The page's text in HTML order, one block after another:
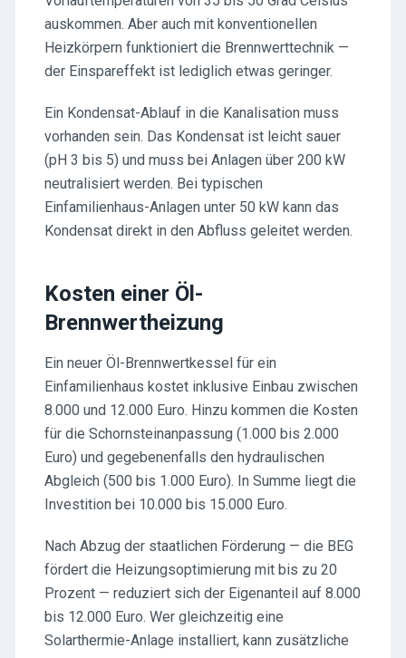
auskommen. Aber auch mit konventionellen
Heizkörpern funktioniert die Brennwerttechnik —
der Einspareffekt ist lediglich etwas geringer.
Ein Kondensat-Ablauf in die Kanalisation muss
vorhanden sein. Das Kondensat ist leicht sauer
(pH 3 bis 5) und muss bei Anlagen über 200 kW
neutralisiert werden. Bei typischen
Einfamilienhaus-Anlagen unter 50 kW kann das
Kondensat direkt in den Abfluss geleitet werden.
Kosten einer Öl-
Brennwertheizung
Ein neuer Öl-Brennwertkessel für ein
Einfamilienhaus kostet inklusive Einbau zwischen
8.000 und 12.000 Euro. Hinzu kommen die Kosten
für die Schornsteinanpassung (1.000 bis 2.000
Euro) und gegebenenfalls den hydraulischen
Abgleich (500 bis 1.000 Euro). In Summe liegt die
Investition bei 10.000 bis 15.000 Euro.
Nach Abzug der staatlichen Förderung — die BEG
fördert die Heizungsoptimierung mit bis zu 20
Prozent — reduziert sich der Eigenanteil auf 8.000
bis 12.000 Euro. Wer gleichzeitig eine
Solarthermie-Anlage installiert, kann zusätzliche